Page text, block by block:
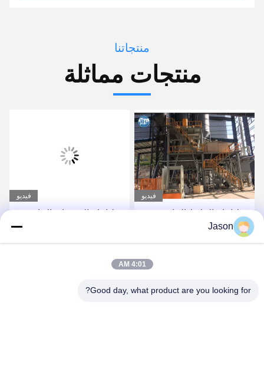
منتجاتنا
منتجات مماثلة
فيديو
خط إنتاج الملاط الجاف
الأوتوماتيكي بالكامل مع
نظام روبوت / منصات نقالة
فيديو
خط إنتاج الخرسانة الجافة
ذات الاستثمار المنخفض خط
إنتاج الصفائح السيرامية
Jason
4:01 AM
Good day, what product are you looking for?